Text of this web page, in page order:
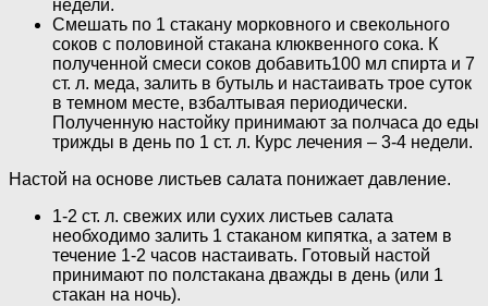
недели.
Смешать по 1 стакану морковного и свекольного
соков с половиной стакана клюквенного сока. К
полученной смеси соков добавить100 мл спирта и 7
ст. л. меда, залить в бутыль и настаивать трое суток
в темном месте, взбалтывая периодически.
Полученную настойку принимают за полчаса до еды
трижды в день по 1 ст. л. Курс лечения – 3-4 недели.
Настой на основе листьев салата понижает давление.
1-2 ст. л. свежих или сухих листьев салата
необходимо залить 1 стаканом кипятка, а затем в
течение 1-2 часов настаивать. Готовый настой
принимают по полстакана дважды в день (или 1
стакан на ночь).